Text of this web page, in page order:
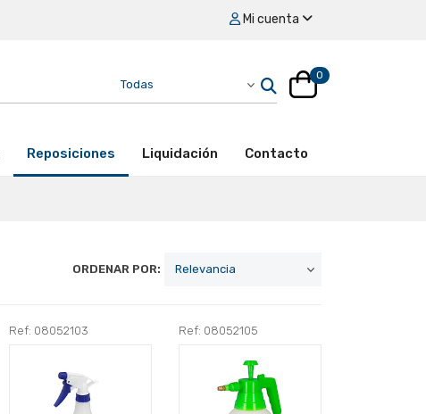
Mi cuenta
0
Reposiciones Liquidación Contacto
ORDENAR POR:
Ref: 08052103 Ref: 08052105